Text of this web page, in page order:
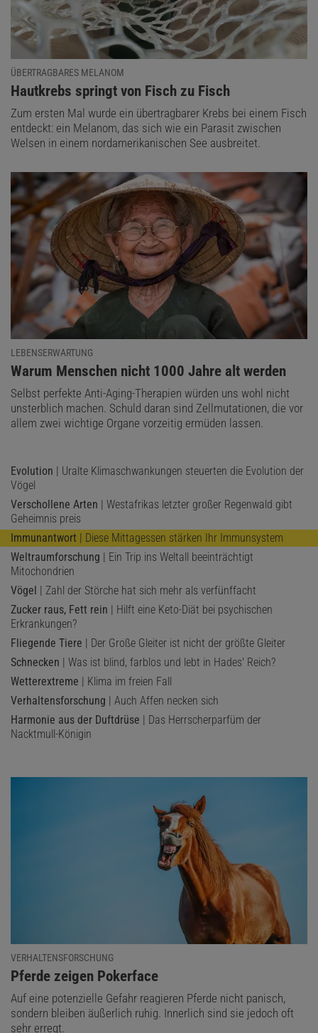
ÜBERTRAGBARES MELANOM
:
Hautkrebs springt von Fisch zu Fisch
Zum ersten Mal wurde ein übertragbarer Krebs bei einem Fisch
entdeckt: ein Melanom, das sich wie ein Parasit zwischen
Welsen in einem nordamerikanischen See ausbreitet.
LEBENSERWARTUNG
:
Warum Menschen nicht 1000 Jahre alt werden
Selbst perfekte Anti-Aging-Therapien würden uns wohl nicht
unsterblich machen. Schuld daran sind Zellmutationen, die vor
allem zwei wichtige Organe vorzeitig ermüden lassen.
Evolution | Uralte Klimaschwankungen steuerten die Evolution der
Vögel
Verschollene Arten | Westafrikas letzter großer Regenwald gibt
Geheimnis preis
Immunantwort | Diese Mittagessen stärken Ihr Immunsystem
Weltraumforschung | Ein Trip ins Weltall beeinträchtigt
Mitochondrien
Vögel | Zahl der Störche hat sich mehr als verfünffacht
Zucker raus, Fett rein | Hilft eine Keto-Diät bei psychischen
Erkrankungen?
Fliegende Tiere | Der Große Gleiter ist nicht der größte Gleiter
Schnecken | Was ist blind, farblos und lebt in Hades' Reich?
Wetterextreme | Klima im freien Fall
Verhaltensforschung | Auch Affen necken sich
Harmonie aus der Duftdrüse | Das Herrscherparfüm der
Nacktmull-Königin
VERHALTENSFORSCHUNG
:
Pferde zeigen Pokerface
Auf eine potenzielle Gefahr reagieren Pferde nicht panisch,
sondern bleiben äußerlich ruhig. Innerlich sind sie jedoch oft
sehr erregt.